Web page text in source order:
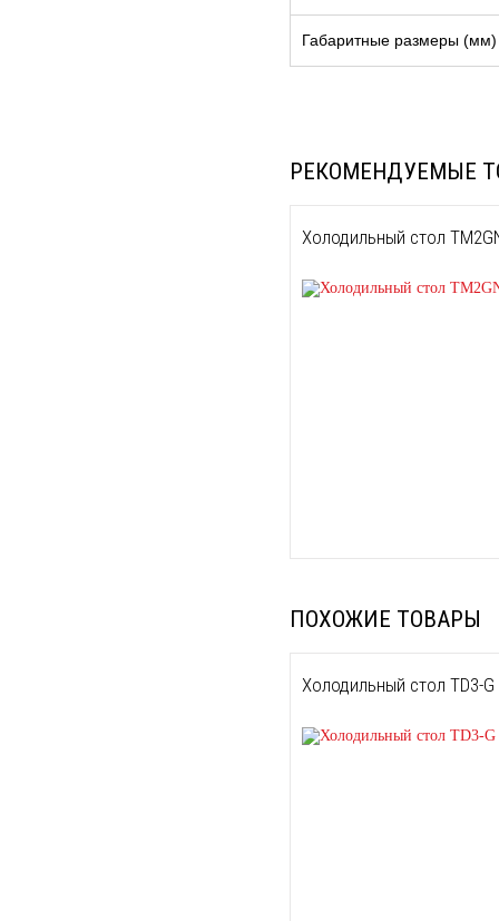
Габаритные размеры (мм)
РЕКОМЕНДУЕМЫЕ
Холодильный стол
ПОХОЖИЕ ТОВАРЫ
Холодильный стол TD3-G